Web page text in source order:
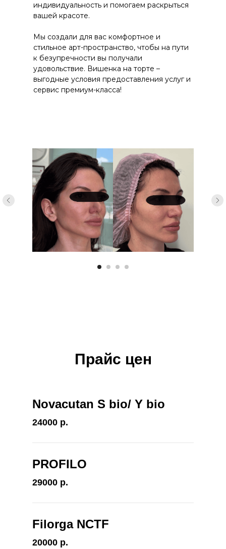
индивидуальность и помогаем раскрыться
вашей красоте.
Мы создали для вас комфортное и
стильное арт-пространство, чтобы на пути
к безупречности вы получали
удовольствие. Вишенка на торте –
выгодные условия предоставления услуг и
сервис премиум-класса!
Прайс цен
Novacutan S bio/ Y bio
24000 р.
PROFILO
29000 р.
Filorga NCTF
20000 р.